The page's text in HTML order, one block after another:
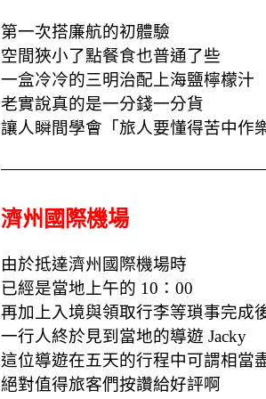
第一次搭廉航的初體驗
空間狹小了點餐食也普通了些
一盒冷冷的三明治配上海鹽檸檬汁
老實說真的是一分錢一分貨
讓人瞬間學會「旅人要懂得苦中作樂
濟州國際機場
由於抵達濟州國際機場時
已經是當地上午的 10：00
再加上入境與領取行李等瑣事完成
一行人終於見到當地的導遊 Jacky
這位導遊在五天的行程中可謂相當
絕對值得旅客們按讚給好評啊